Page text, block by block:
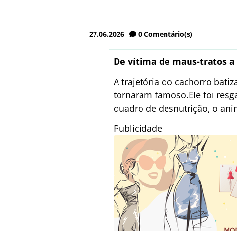
27.06.2026 0 Comentário(s)
De vítima de maus-tratos
A trajetória do cachorro
tornaram famoso.Ele foi
quadro de desnutrição, o
Publicidade